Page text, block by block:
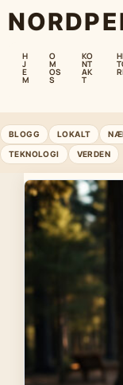
H
J
E
M
O
M
OS
S
KO
NT
AK
T
BLOGG LOKALT
TEKNOLOGI VERDEN